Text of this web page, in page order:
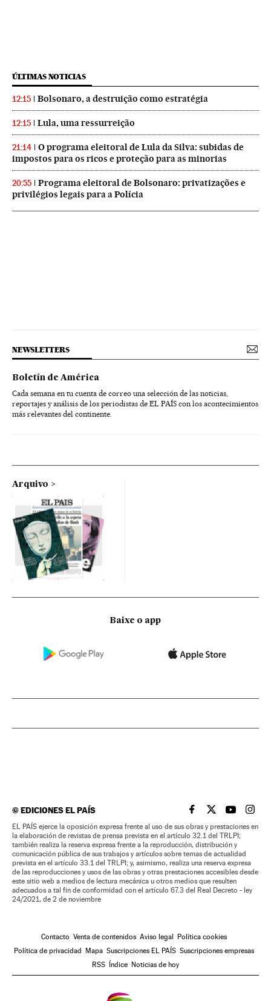
ÚLTIMAS NOTICIAS
12:15 Bolsonaro, a destruição como estratégia
12:15 Lula, uma ressurreição
21:14
O programa eleitoral de Lula da Silva: subidas de
impostos para os ricos e proteção para as minorias
20:55
Programa eleitoral de Bolsonaro: privatizações e
privilégios legais para a Polícia
NEWSLETTERS
Boletín de América
Cada semana en tu cuenta de correo una selección de las noticias,
reportajes y análisis de los periodistas de EL PAÍS con los acontecimientos
más relevantes del continente.
Arquivo
Baixe o app
©EDICIONES EL PAÍS EL PAÍS BRASIL EN
EL PAÍSEL PAÍS
EL
EL PAÍS ejerce la oposición expresa frente al uso de sus obras y prestaciones en
la elaboración de revistas de prensa prevista en el artículo 32.1 del TRLPI;
también realiza la reserva expresa frente a la reproducción, distribución y
comunicación pública de sus trabajos y artículos sobre temas de actualidad
prevista en el artículo 33.1 del TRLPI; y, asimismo, realiza una reserva expresa
de las reproducciones y usos de las obras y otras prestaciones accesibles desde
este sitio web a medios de lectura mecánica u otros medios que resulten
adecuados a tal fin de conformidad con el artículo 67.3 del Real Decreto - ley
24/2021, de 2 de noviembre
Contacto Venta de contenidos Aviso legal
Política cookies
Política de privacidad
Mapa Suscripciones EL PAÍS Suscripciones empresas
RSS
Índice Noticias de hoy